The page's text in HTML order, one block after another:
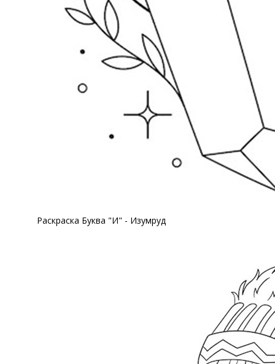
Раскраска Буква "И" - Изумруд